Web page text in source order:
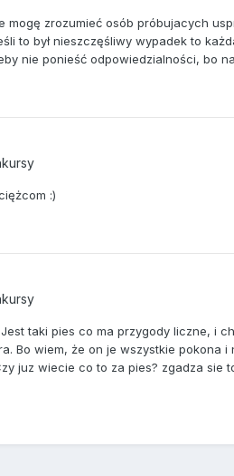
mogę zrozumieć osób próbujacych
to był nieszczęśliwy wypadek to
nie ponieść odpowiedzialności, bo
:)
taki pies co ma przygody liczne, i
Bo wiem, że on je wszystkie pokona i
juz wiecie co to za pies? zgadza sie